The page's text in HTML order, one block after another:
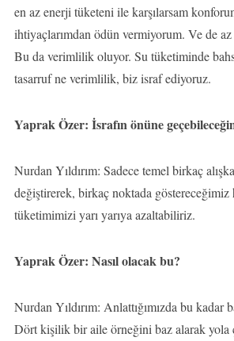
en az enerji tüketeni ile karşılarsam
ihtiyaçlarımdan ödün vermiyorum. Ve de
Bu da verimlilik oluyor. Su tüketiminde
tasarruf ne verimlilik, biz israf ediyoruz.
Yaprak Özer: İsrafın önüne
Nurdan Yıldırım: Sadece temel birkaç
değiştirerek, birkaç noktada göstereceğimiz
tüketimimizi yarı yarıya azaltabiliriz.
Yaprak Özer: Nasıl olacak bu?
Nurdan Yıldırım: Anlattığımızda bu
Dört kişilik bir aile örneğini baz alarak yola